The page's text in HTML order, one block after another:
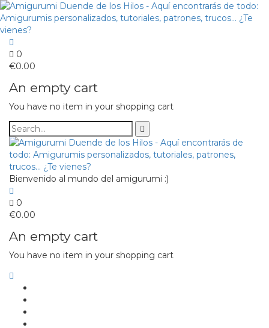
0
€0.00
An empty cart
You have no item in your shopping cart
Bienvenido al mundo del amigurumi :)
0
€0.00
An empty cart
You have no item in your shopping cart